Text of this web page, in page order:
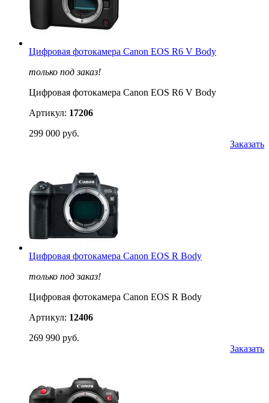
Цифровая фотокамера Canon EOS R6 V Body
только под заказ!
Цифровая фотокамера Canon EOS R6 V Body
Артикул: 17206
299 000 руб.
Заказать
Цифровая фотокамера Canon EOS R Body
только под заказ!
Цифровая фотокамера Canon EOS R Body
Артикул: 12406
269 990 руб.
Заказать